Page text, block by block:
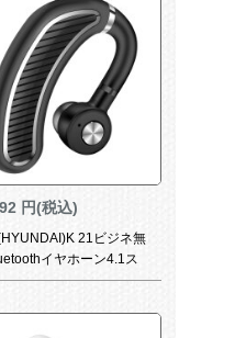
円(税込)
21ビジネ無
イヤホーン4.1ス
スポーツスポーツスポ